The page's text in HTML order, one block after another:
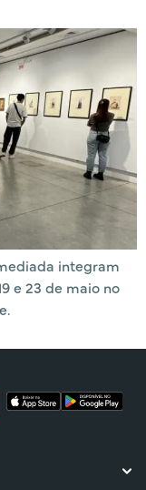
integram
e 23 de maio no